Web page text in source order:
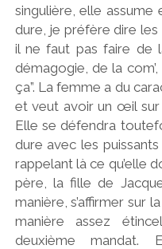
singulière, elle assume
dure, je préfère dire
il ne faut pas faire de
démagogie, de la
ça”. La femme a du
et veut avoir un œil sur
Elle se défendra
dure avec les
rappelant là ce qu’elle
père, la fille de
manière, s’affirmer sur
manière assez
deuxième mandat.